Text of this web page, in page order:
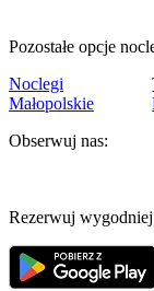
Pozostałe opcje
Noclegi
Małopolskie
Obserwuj nas:
Rezerwuj